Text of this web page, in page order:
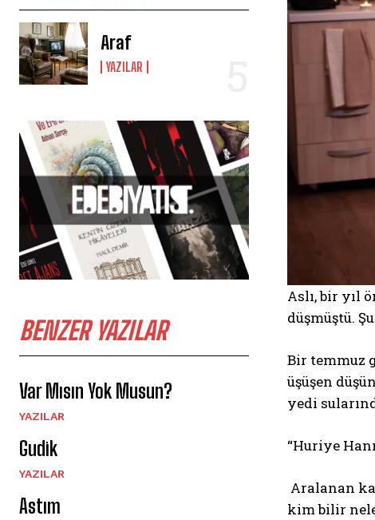
Araf
YAZILAR
BENZER YAZILAR
Var Mısın Yok Musun?
YAZILAR
Gudik
YAZILAR
Astım
Aslı, bir yıl
düşmüştü.
Bir temmuz
üşüşen
yedi
“Huriye
Aralanan
kim bilir